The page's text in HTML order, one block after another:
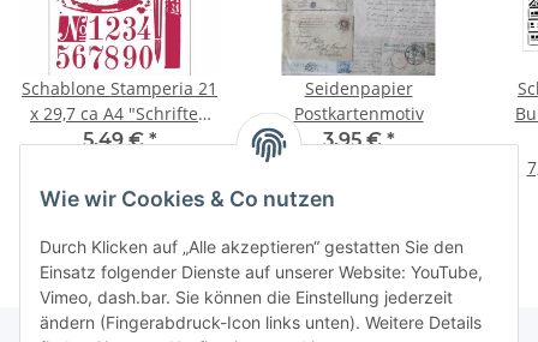
Wie wir Cookies & Co nutzen
Durch Klicken auf „Alle akzeptieren“ gestatten Sie den
Einsatz folgender Dienste auf unserer Website: YouTube,
Vimeo, dash.bar. Sie können die Einstellung jederzeit
ändern (Fingerabdruck-Icon links unten). Weitere Details
Schablone Stamperia 21
x 29,7 ca A4 "Schriften
und Zahlen"
5,49 €*
Seidenpapier
Postkartenmotiv
3,95 €*